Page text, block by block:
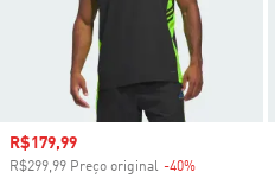
Preço com desconto
R$179,99
R$299,99 Preço original -40%